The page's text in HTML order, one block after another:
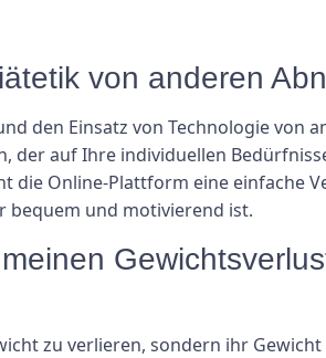
von anderen
den Einsatz von Technologie von
auf Ihre individuellen
die Online-Plattform eine einfache
bequem und motivierend ist.
zu verlieren, sondern ihr